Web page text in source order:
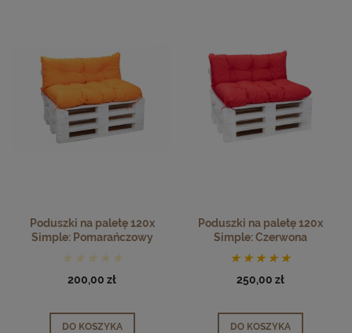
Poduszki na paletę 120x
Simple: Pomarańczowy
200,00 zł
DO KOSZYKA
Poduszki na paletę 120x
Simple: Czerwona
250,00 zł
DO KOSZYKA